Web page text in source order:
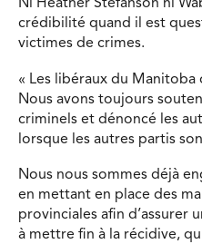
Ni Heather Stefanson ni
crédibilité quand il est
victimes de crimes.
« Les libéraux du
Nous avons toujours
criminels et dénoncé les
lorsque les autres partis
Nous nous sommes déjà
en mettant en place des
provinciales afin d’assurer
à mettre fin à la récidive,